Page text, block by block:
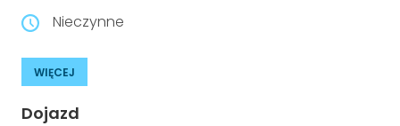
Nieczynne
WIĘCEJ
Dojazd